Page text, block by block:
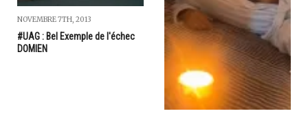
NOVEMBRE 7TH, 2013
#UAG : Bel Exemple de l'échec
DOMIEN